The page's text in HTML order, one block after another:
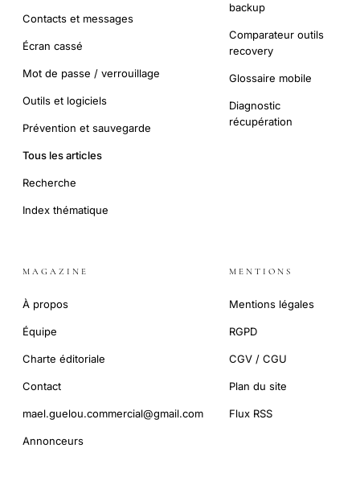
Contacts et messages
Écran cassé
Mot de passe / verrouillage
Outils et logiciels
Prévention et sauvegarde
Tous les articles
Recherche
Index thématique
backup
Comparateur outils
recovery
Glossaire mobile
Diagnostic
récupération
MAGAZINE
À propos
Équipe
Charte éditoriale
Contact
mael.guelou.commercial@gmail.com
Annonceurs
MENTIONS
Mentions légales
RGPD
CGV / CGU
Plan du site
Flux RSS